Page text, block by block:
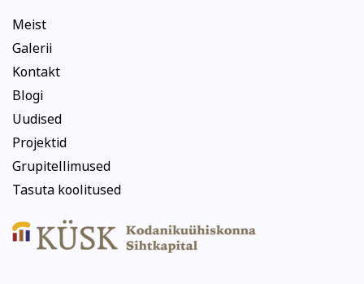
Meist
Galerii
Kontakt
Blogi
Uudised
Projektid
Grupitellimused
Tasuta koolitused